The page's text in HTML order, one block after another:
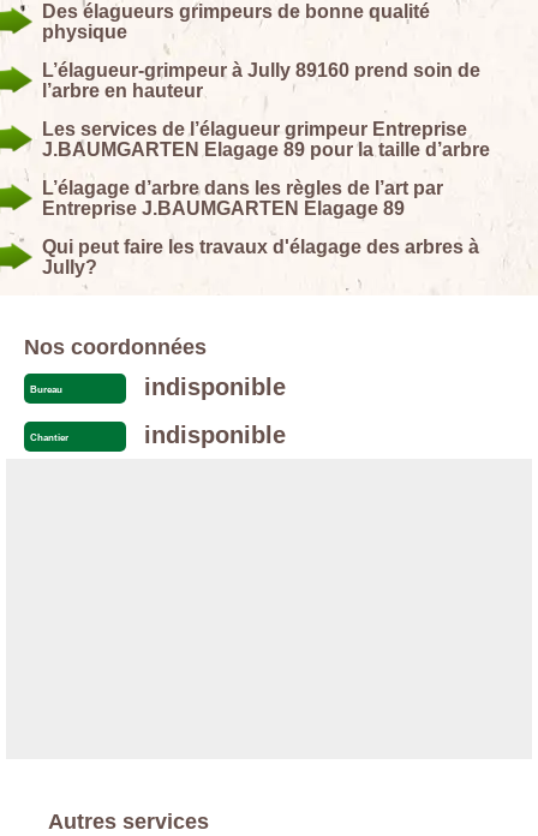
Des élagueurs grimpeurs de bonne qualité
physique
L’élagueur-grimpeur à Jully 89160 prend soin de
l’arbre en hauteur
Les services de l’élagueur grimpeur Entreprise
J.BAUMGARTEN Elagage 89 pour la taille d’arbre
L’élagage d’arbre dans les règles de l’art par
Entreprise J.BAUMGARTEN Elagage 89
Qui peut faire les travaux d'élagage des arbres à
Jully?
Nos coordonnées
Bureau indisponible
Chantier indisponible
Autres services